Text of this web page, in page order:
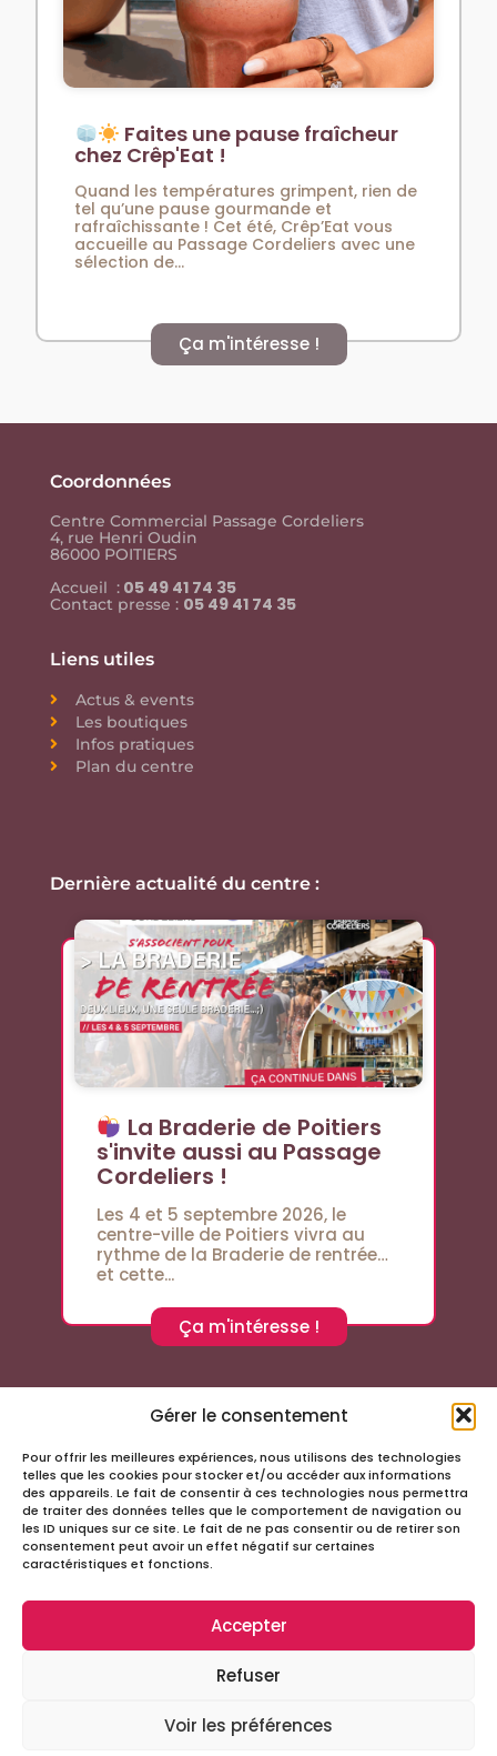
Gérer le consentement
Pour offrir les meilleures expériences, nous utilisons des technologies
telles que les cookies pour stocker et/ou accéder aux informations
des appareils. Le fait de consentir à ces technologies nous permettra
de traiter des données telles que le comportement de navigation ou
les ID uniques sur ce site. Le fait de ne pas consentir ou de retirer son
consentement peut avoir un effet négatif sur certaines
caractéristiques et fonctions.
Accepter
Refuser
Voir les préférences
Faites une pause fraîcheur
chez Crêp'Eat !
Quand les températures grimpent, rien de
tel qu’une pause gourmande et
rafraîchissante ! Cet été, Crêp’Eat vous
accueille au Passage Cordeliers avec une
sélection de...
Ça m'intéresse !
Coordonnées
Centre Commercial Passage Cordeliers
4, rue Henri Oudin
86000 POITIERS
Accueil : 05 49 41 74 35
Contact presse : 05 49 41 74 35
Liens utiles
Actus & events
Les boutiques
Infos pratiques
Plan du centre
Dernière actualité du centre :
La Braderie de Poitiers
s'invite aussi au Passage
Cordeliers !
Les 4 et 5 septembre 2026, le
centre-ville de Poitiers vivra au
rythme de la Braderie de rentrée…
et cette...
Ça m'intéresse !
Suivez-nous sur les réseaux sociaux
Infos
Site réalisé avec
par la sociétéMiloctav